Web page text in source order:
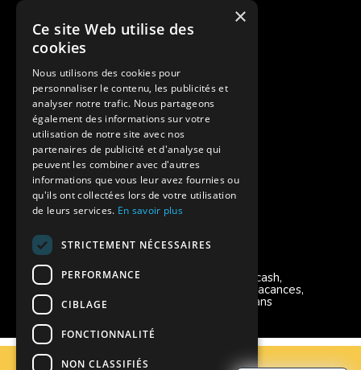
Des colonies de vacances inclusives
Assurances annulations
Aides financières pour partir en colonie
Charte de confidentialité
Vacances Adaptées Adulte Supernova
Modes de règlement acceptés
Chèque, Virement, Espèces, Mandats cash,
Bons CAF, Conseil général, Chèques vacances,
Carte bancaire, Prise en charge reçu sans
règlement, Prélèvement, Pass Colo
×
Ce site Web utilise des
cookies
Nous utilisons des cookies pour
personnaliser le contenu, les publicités et
analyser notre trafic. Nous partageons
également des informations sur votre
utilisation de notre site avec nos
partenaires de publicité et d'analyse qui
peuvent les combiner avec d'autres
informations que vous leur avez fournies ou
qu'ils ont collectées lors de votre utilisation
de leurs services. En savoir plus
STRICTEMENT NÉCESSAIRES
PERFORMANCE
CIBLAGE
FONCTIONNALITÉ
NON CLASSIFIÉS